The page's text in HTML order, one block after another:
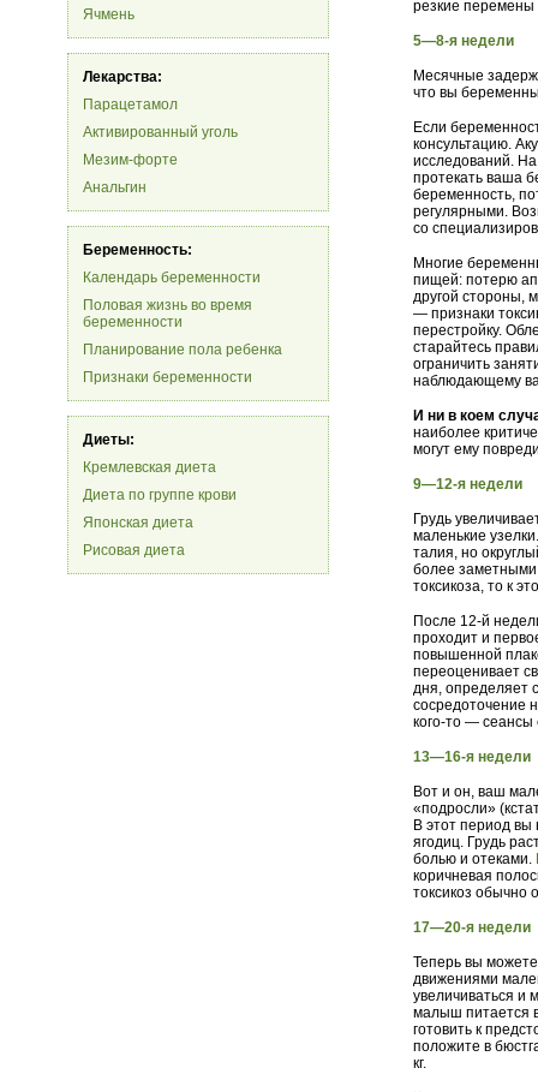
Ячмень
Лекарства:
Парацетамол
Активированный уголь
Мезим-форте
Анальгин
Беременность:
Календарь беременности
Половая жизнь во время
беременности
Планирование пола ребенка
Признаки беременности
Диеты:
Кремлевская диета
Диета по группе крови
Японская диета
Рисовая диета
резкие перемены
5—8-я недели
Месячные
что вы
Если
консультацию.
исследований.
протекать ваша
беременность,
регулярными.
со
Многие
пищей: потерю
другой стороны,
— признаки
перестройку.
старайтесь
ограничить
наблюдающему
И ни в коем
наиболее
могут ему
9—12-я недели
Грудь
маленькие
талия, но
более заметными
токсикоза, то к
После 12-й
проходит и
повышенной
переоценивает
дня, определяет
сосредоточение
кого-то — сеансы
13—16-я недели
Вот и он, ваш
«подросли»
В этот период вы
ягодиц. Грудь
болью и отеками.
коричневая
токсикоз обычно
17—20-я недели
Теперь вы
движениями
увеличиваться и
малыш питается
готовить к
положите в
кг.